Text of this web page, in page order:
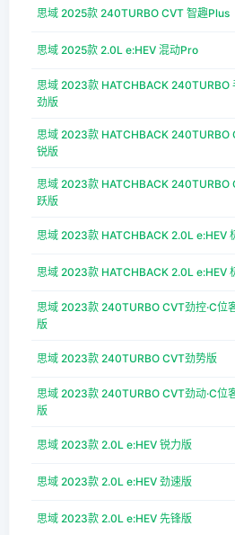
思域 2025款 240TURBO CVT 智趣Plus
思域 2025款 2.0L e:HEV 混动Pro
思域 2023款 HATCHBACK 240TURBO
劲版
思域 2023款 HATCHBACK 240TURBO
锐版
思域 2023款 HATCHBACK 240TURBO
跃版
思域 2023款 HATCHBACK 2.0L e:HEV
思域 2023款 HATCHBACK 2.0L e:HEV
思域 2023款 240TURBO CVT劲控·C位
版
思域 2023款 240TURBO CVT劲势版
思域 2023款 240TURBO CVT劲动·C位
版
思域 2023款 2.0L e:HEV 锐力版
思域 2023款 2.0L e:HEV 劲速版
思域 2023款 2.0L e:HEV 先锋版